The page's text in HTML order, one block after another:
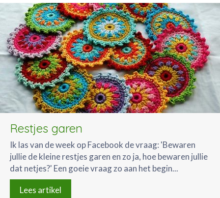
Restjes garen
Ik las van de week op Facebook de vraag: 'Bewaren
jullie de kleine restjes garen en zo ja, hoe bewaren jullie
dat netjes?' Een goeie vraag zo aan het begin...
Lees artikel